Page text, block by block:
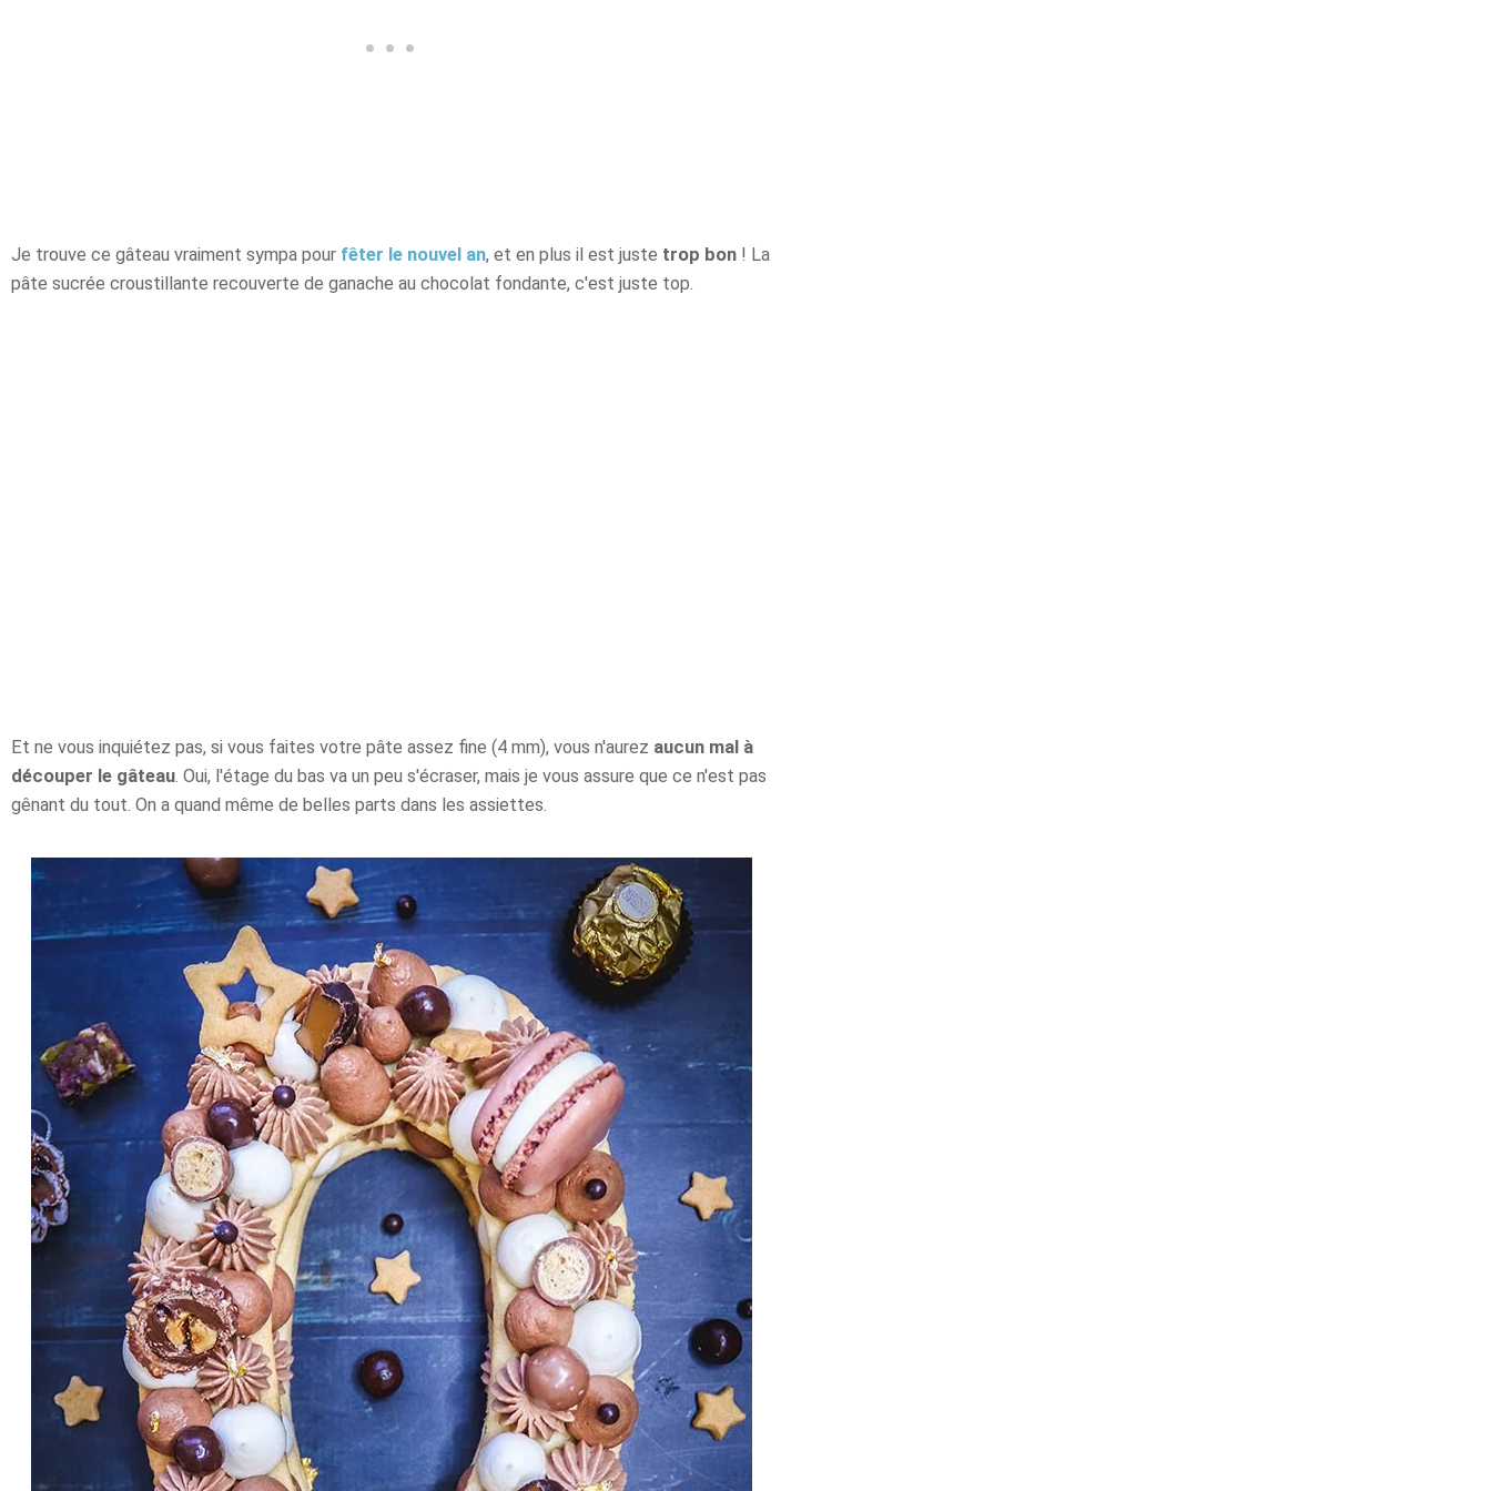
Je trouve ce gâteau vraiment sympa pour fêter le nouvel an, et en plus il est juste trop bon ! La
pâte sucrée croustillante recouverte de ganache au chocolat fondante, c'est juste top.
Et ne vous inquiétez pas, si vous faites votre pâte assez fine (4 mm), vous n'aurez aucun mal à
découper le gâteau. Oui, l'étage du bas va un peu s'écraser, mais je vous assure que ce n'est pas
gênant du tout. On a quand même de belles parts dans les assiettes.